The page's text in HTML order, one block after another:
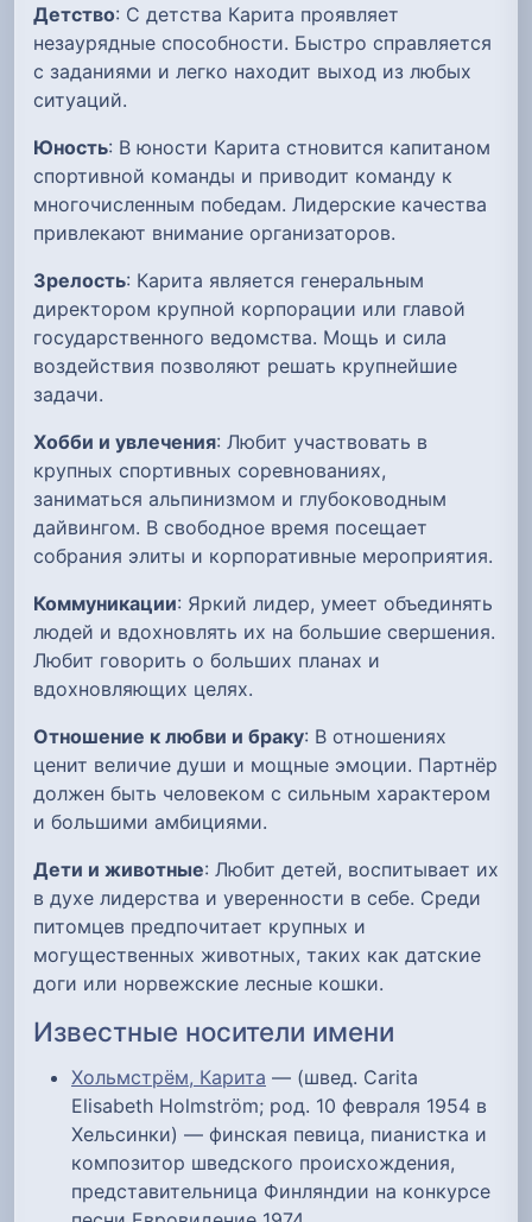
Детство: С детства Карита проявляет
незаурядные способности. Быстро справляется
с заданиями и легко находит выход из любых
ситуаций.
Юность: В юности Карита стновится капитаном
спортивной команды и приводит команду к
многочисленным победам. Лидерские качества
привлекают внимание организаторов.
Зрелость: Карита является генеральным
директором крупной корпорации или главой
государственного ведомства. Мощь и сила
воздействия позволяют решать крупнейшие
задачи.
Хобби и увлечения: Любит участвовать в
крупных спортивных соревнованиях,
заниматься альпинизмом и глубоководным
дайвингом. В свободное время посещает
собрания элиты и корпоративные мероприятия.
Коммуникации: Яркий лидер, умеет объединять
людей и вдохновлять их на большие свершения.
Любит говорить о больших планах и
вдохновляющих целях.
Отношение к любви и браку: В отношениях
ценит величие души и мощные эмоции. Партнёр
должен быть человеком с сильным характером
и большими амбициями.
Дети и животные: Любит детей, воспитывает их
в духе лидерства и уверенности в себе. Среди
питомцев предпочитает крупных и
могущественных животных, таких как датские
доги или норвежские лесные кошки.
Известные носители имени
Хольмстрём, Карита — (швед. Carita
Elisabeth Holmström; род. 10 февраля 1954 в
Хельсинки) — финская певица, пианистка и
композитор шведского происхождения,
представительница Финляндии на конкурсе